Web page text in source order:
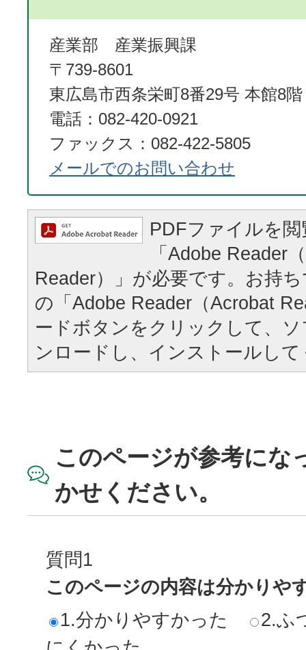
産業部 産業振興課
〒739-8601
東広島市西条栄町8番29号 本館8階
電話：082-420-0921
ファックス：082-422-5805
メールでのお問い合わせ
PDFファイルを
「Adobe Reader
Reader）」が必要です。お持
の「Adobe Reader（Acrobat
ードボタンをクリックして、
ンロードし、インストールし
このページが参考にな
かせください。
質問1
このページの内容は分かりや
1.分かりやすかった
2.ふ